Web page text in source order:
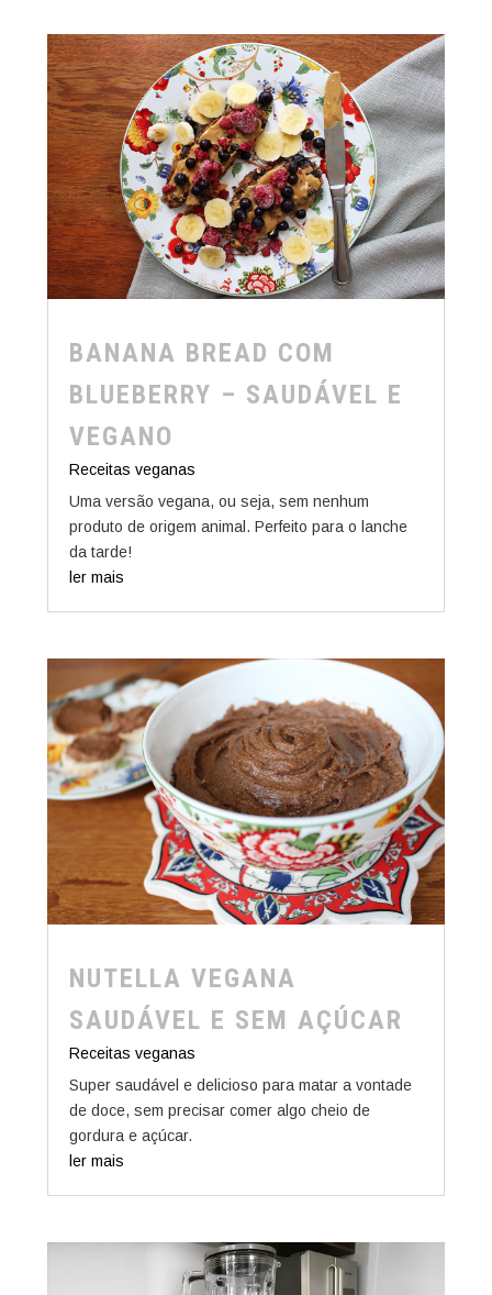
BANANA BREAD COM
BLUEBERRY – SAUDÁVEL E
VEGANO
Receitas veganas
Uma versão vegana, ou seja, sem nenhum
produto de origem animal. Perfeito para o lanche
da tarde!
ler mais
NUTELLA VEGANA
SAUDÁVEL E SEM AÇÚCAR
Receitas veganas
Super saudável e delicioso para matar a vontade
de doce, sem precisar comer algo cheio de
gordura e açúcar.
ler mais